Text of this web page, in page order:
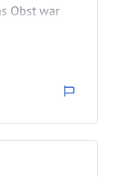
Obst war